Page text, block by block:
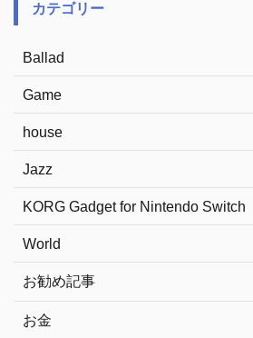
カテゴリー
Ballad
Game
house
Jazz
KORG Gadget for Nintendo Switch
World
お勧め記事
お金